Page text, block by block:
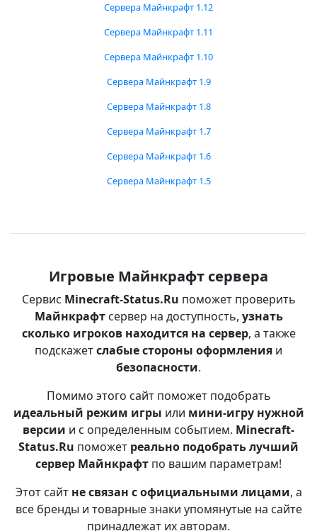
Сервера Майнкрафт 1.12
Сервера Майнкрафт 1.11
Сервера Майнкрафт 1.10
Сервера Майнкрафт 1.9
Сервера Майнкрафт 1.8
Сервера Майнкрафт 1.7
Сервера Майнкрафт 1.6
Сервера Майнкрафт 1.5
Игровые Майнкрафт сервера
Сервис Minecraft-Status.Ru поможет проверить
Майнкрафтсервер на доступность, узнать
сколько игроков находится на сервер, а также
подскажетслабые стороны оформления и
безопасности.
Помимо этого сайт поможет подобрать
идеальный режим игры или мини-игру нужной
версии и с определенным событием. Minecraft-
Status.Ru поможет реально подобрать лучший
сервер Майнкрафт по вашим параметрам!
Этот сайт не связан с официальными лицами, а
все бренды и товарные знаки упомянутые на сайте
принадлежат их авторам.